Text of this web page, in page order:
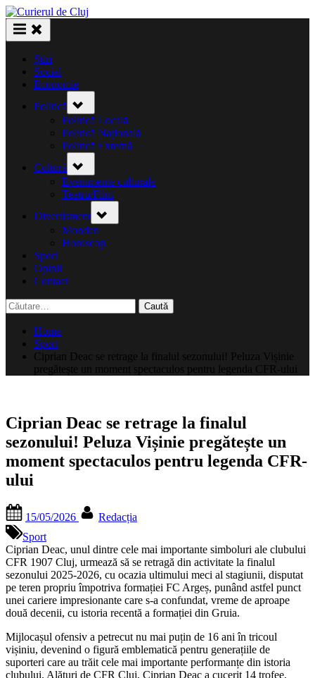
Skip
to
content
Știri
Social
Economie
Politică
sub-
menu
Politică Locală
Politică Națională
Politică Externă
Cultură
sub-
menu
Evenimente culturale
Teatru/Film
Divertisment sub-
menu
Monden
Horoscop
Sport
Opinii
Contact
Caută
după:
Home
Sport
Ciprian Deac se retrage la finalul sezonului! Peluza Vișinie
pregătește un moment spectaculos pentru legenda CFR-ului
Ciprian Deac se retrage la finalul
sezonului! Peluza Vișinie pregătește un
moment spectaculos pentru legenda CFR-
ului
on
15/05/2026
Redacția
Sport
Ciprian Deac, unul dintre cele mai importante simboluri ale clubului
CFR 1907 Cluj, urmează să se retragă din activitate la finalul
sezonului 2025-2026, cu ocazia ultimului meci al stagiunii, disputat
pe teren propriu împotriva formației FC Argeș, punând astfel punct
unei cariere impresionante care s-a confundat, vreme de aproape
două decenii, cu istoria recentă a formației din Gruia.
Mijlocașul ofensiv a petrecut nu mai puțin de 16 ani în tricoul
vișiniu, devenind o figură emblematică pentru generațiile de
suporteri care au trăit cele mai importante performanțe din istoria
clubului. Alături de CFR Cluj, Ciprian Deac a cucerit 14 trofee,